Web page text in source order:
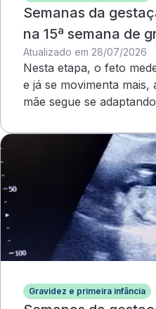
Semanas da
na 15ª semana de
Atualizado em 28/07/2026
Nesta etapa, o feto
e já se movimenta
mãe segue se
Gravidez e primeira infância